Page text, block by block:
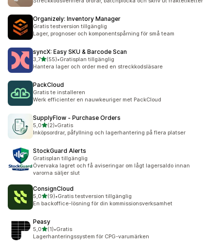
Organizely: Inventory Manager
Gratis testversion tillgänglig
Lager, prognoser och komponentspårning för små team
syncX: Easy SKU & Barcode Scan
3,7av 5 stjärnor
(55)
55 recensioner totalt
•Gratisplan tillgänglig
Hantera lager och order med en streckkodsläsare
PackCloud
Gratis te installeren
Werk efficienter en nauwkeuriger met PackCloud
SupplyFlow ‑ Purchase Orders
5,0av 5 stjärnor
(2)
2 recensioner totalt
•Gratis
Inköpsordrar, påfyllning och lagerhantering på flera platser
StockGuard Alerts
Gratisplan tillgänglig
Övervaka lagret och få aviseringar om lågt lagersaldo innan
varorna säljer slut
ConsignCloud
5,0av 5 stjärnor
(9)
9 recensioner totalt
•Gratis testversion tillgänglig
En backoffice-lösning för din kommissionsverksamhet
Peasy
5,0av 5 stjärnor
(1)
1 recensioner totalt
•Gratis
Lagerhanteringssystem för CPG-varumärken